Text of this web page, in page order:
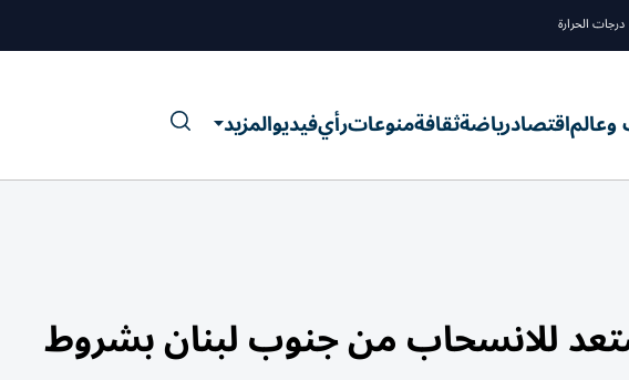
درجات الحرارة
اقتصادرياضةثقافةمنوعاترأيفيديوالمزيد
للانسحاب من جنوب لبنان بشروط